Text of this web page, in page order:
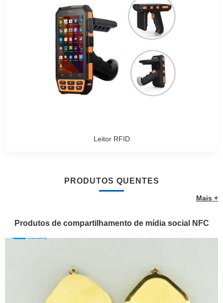
Leitor RFID
PRODUTOS QUENTES
Mais +
Produtos de compartilhamento de mídia social NFC